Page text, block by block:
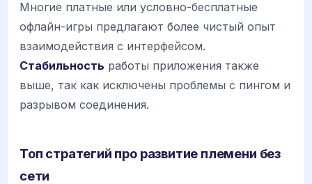
Многие платные или условно-бесплатные
офлайн-игры предлагают более чистый опыт
взаимодействия с интерфейсом.
Стабильность работы приложения также
выше, так как исключены проблемы с пингом и
разрывом соединения.
Топ стратегий про развитие племени без
сети